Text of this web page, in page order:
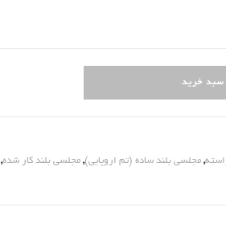
سبد خرید
, مجلسی بلند ساده (تم اروپایی), مجلسی بلند کار شده,